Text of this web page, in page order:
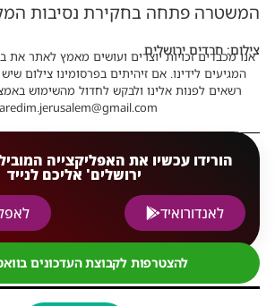
המשטרה פתחה בחקירת נסיבות
צילום: חרדים ירושלים
אנו מכבדים זכויות יוצרים ועושים מאמץ לאתר את
המגיעים לידינו. אם זיהיתים בפרסומינו צילום
רשאים לפנות אלינו ולבקש לחדול מהשימוש
הורידו עכשיו את האפליקצייה
ירושלים' אליכם לנייד
לאנדורואיד
להצטרפות לקבוצת העדכונים